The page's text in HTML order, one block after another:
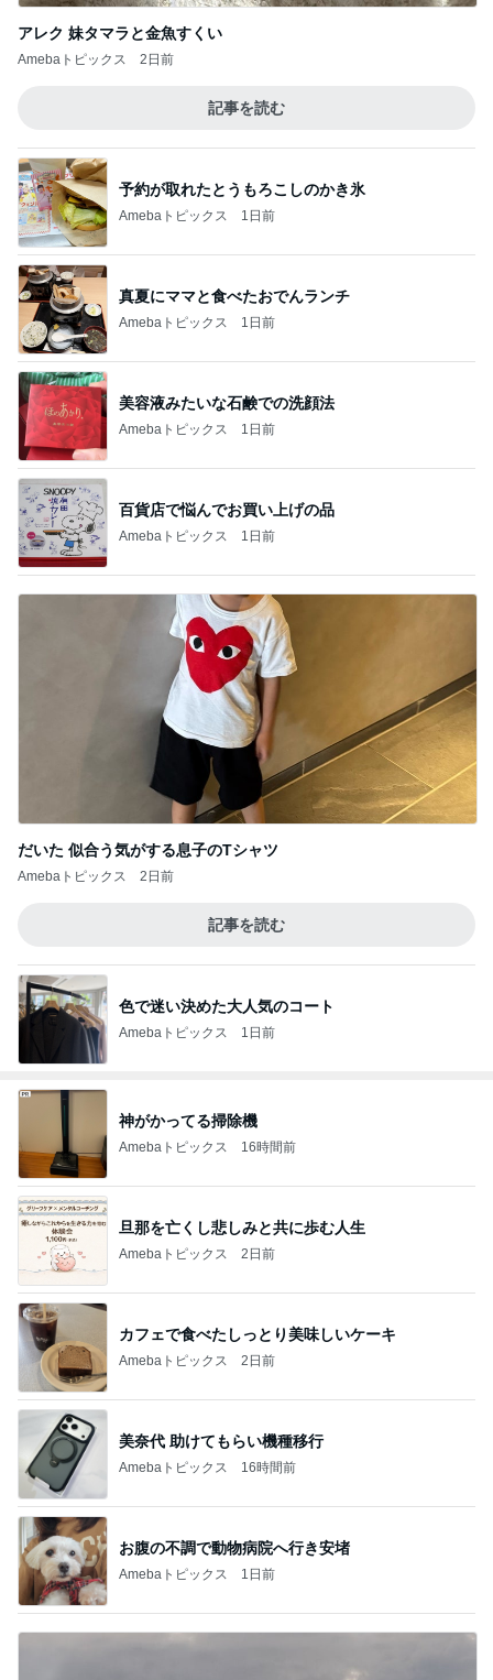
アレク 妹タマラと金魚すくい
Amebaトピックス 2日前
記事を読む
予約が取れたとうもろこしのかき氷
Amebaトピックス 1日前
真夏にママと食べたおでんランチ
Amebaトピックス 1日前
美容液みたいな石鹸での洗顔法
Amebaトピックス 1日前
百貨店で悩んでお買い上げの品
Amebaトピックス 1日前
だいた 似合う気がする息子のTシャツ
Amebaトピックス 2日前
記事を読む
色で迷い決めた大人気のコート
Amebaトピックス 1日前
神がかってる掃除機
Amebaトピックス 16時間前
旦那を亡くし悲しみと共に歩む人生
Amebaトピックス 2日前
カフェで食べたしっとり美味しいケーキ
Amebaトピックス 2日前
美奈代 助けてもらい機種移行
Amebaトピックス 16時間前
お腹の不調で動物病院へ行き安堵
Amebaトピックス 1日前